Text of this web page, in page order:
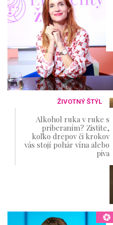
ŽIVOTNÝ ŠTÝL
Alkohol ruka v ruke s
priberaním? Zistite,
koľko drepov či krokov
vás stojí pohár vína alebo
piva